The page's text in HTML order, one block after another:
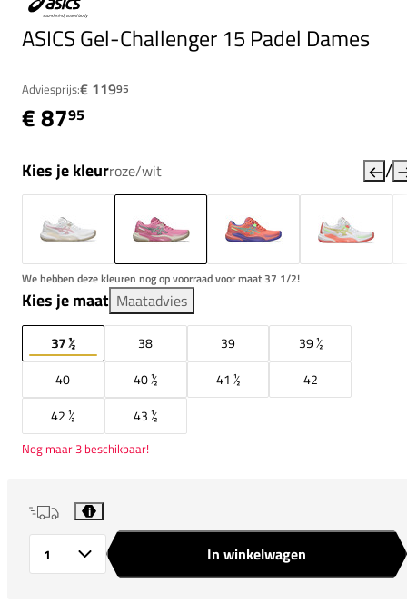
ASICS Gel-Challenger 15 Padel Dames
Adviesprijs:€ 11995
€ 8795
Kies je kleurroze/wit /
We hebben deze kleuren nog op voorraad voor maat 37 1/2!
Kies je maat Maatadvies
37 ½ 38 39
39 ½
40
40 ½ 41 ½
42
42 ½
43 ½
Nog maar 3 beschikbaar!
i
In winkelwagen